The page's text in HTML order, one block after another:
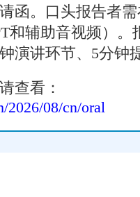
函。口头报告者
和辅助音视频）。
演讲环节、5分钟
查看：
2026/08/cn/oral